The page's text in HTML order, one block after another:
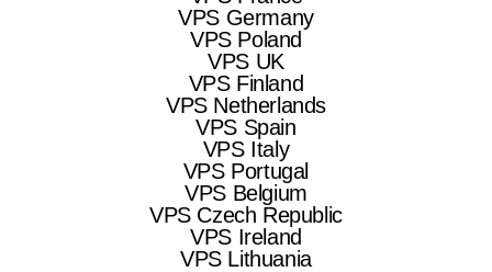
VPS Germany
VPS Poland
VPS UK
VPS Finland
VPS Netherlands
VPS Spain
VPS Italy
VPS Portugal
VPS Belgium
VPS Czech Republic
VPS Ireland
VPS Lithuania